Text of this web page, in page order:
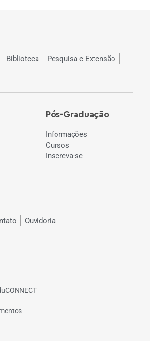
Biblioteca
Pesquisa e Extensão
Pós-Graduação
Informações
Cursos
Inscreva-se
Ouvidoria